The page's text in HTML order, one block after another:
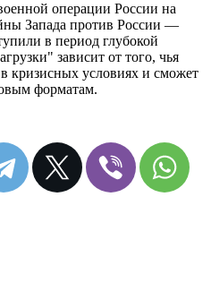
операции России на
Запада против России —
в период глубокой
зависит от того, чья
кризисных условиях и сможет
форматам.